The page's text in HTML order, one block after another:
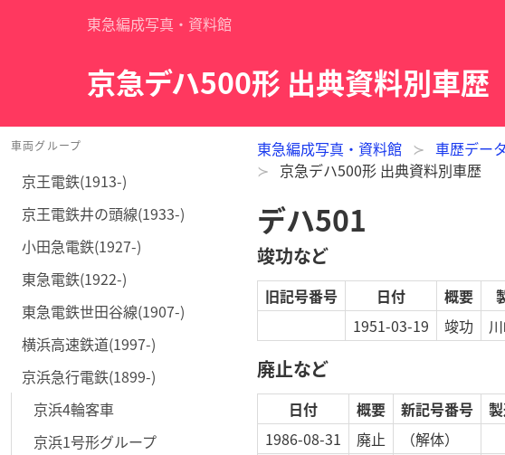
東急編成写真・資料館
京急デハ500形 出典資料別車歴
車両グループ
京王電鉄(1913-)
京王電鉄井の頭線(1933-)
小田急電鉄(1927-)
東急電鉄(1922-)
東急電鉄世田谷線(1907-)
横浜高速鉄道(1997-)
京浜急行電鉄(1899-)
京浜4輪客車
京浜1号形グループ
東急編成写真・資料館 車歴デー
京急デハ500形 出典資料別車歴
デハ501
竣功など
旧記号番号 日付 概要
1951-03-19
竣功
廃止など
日付 概要 新記号番号
1986-08-31
廃止 （解体）